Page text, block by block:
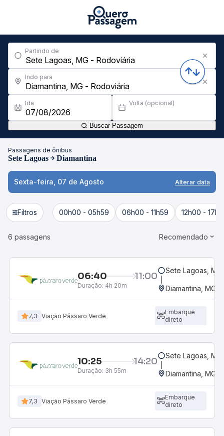
Partindo de
Indo para
Ida Volta (opcional)
Buscar Passagem
Passagens de ônibus
Sete Lagoas Diamantina
Sexta-feira, 07 de Agosto Alterar data
Filtros 00h00 - 05h59 06h00 - 11h59 12h00 -
6 passagens Recomendado
06:40 11:00
Duração: 4h 20m
Sete Lagoas,
Diamantina, MG
7,3 Viação Pássaro Verde
Embarque
direto
10:25 14:20
Duração: 3h 55m
Sete Lagoas,
Diamantina, MG
7,3 Viação Pássaro Verde
Embarque
direto